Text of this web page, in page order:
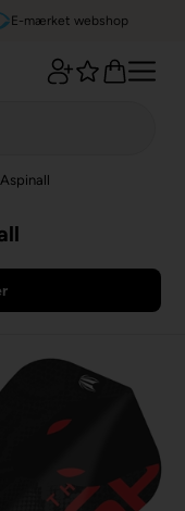
E-mærket webshop